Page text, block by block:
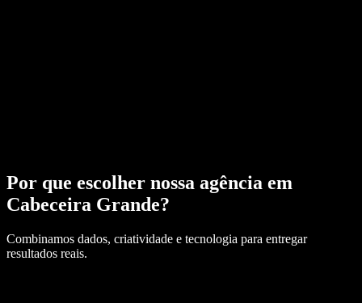
Por que escolher nossa agência em
Cabeceira Grande?
Combinamos dados, criatividade e tecnologia para entregar
resultados reais.